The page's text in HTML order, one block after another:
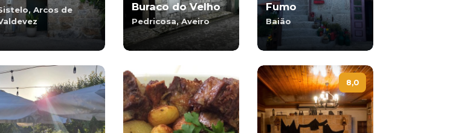
Arcos de
Buraco do Velho
Pedricosa, Aveiro
Fumo
Baião
8,0